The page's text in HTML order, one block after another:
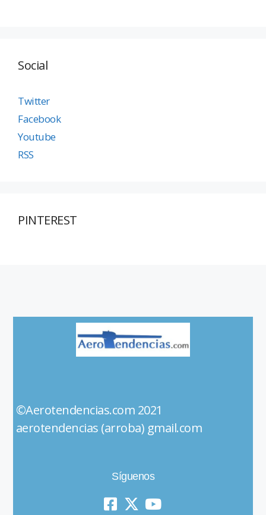
Social
Twitter
Facebook
Youtube
RSS
PINTEREST
©Aerotendencias.com 2021
aerotendencias (arroba) gmail.com
Síguenos